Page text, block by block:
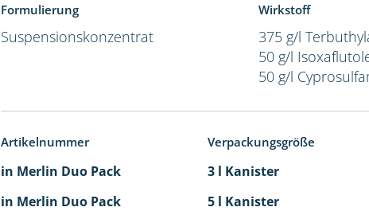
Formulierung
Suspensionskonzentrat
Wirkstoff
375 g/l
50 g/l
50 g/l
Artikelnummer Verpackungsgröße
in Merlin Duo Pack
3 l Kanister
in Merlin Duo Pack
5 l Kanister